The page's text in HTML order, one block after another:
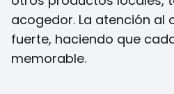
acogedor. La atención al
fuerte, haciendo que
memorable.